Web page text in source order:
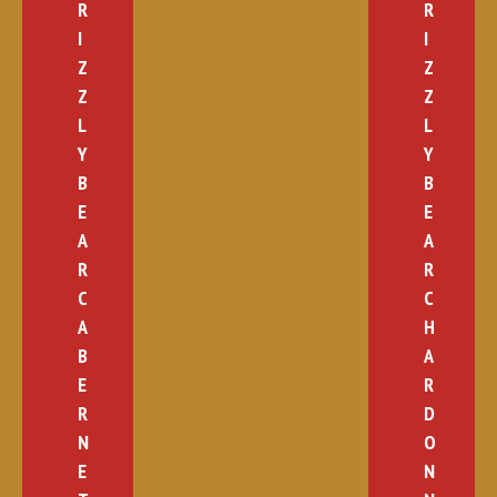
R
I
Z
Z
L
Y
B
E
A
R
C
A
B
E
R
N
E
R
I
Z
Z
L
Y
B
E
A
R
C
H
A
R
D
O
N